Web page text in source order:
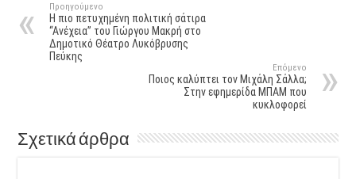
Προηγούμενο
H πιο πετυχημένη πολιτική σάτιρα
“Ανέχεια” του Γιώργου Μακρή στο
Δημοτικό Θέατρο Λυκόβρυσης
Πεύκης
Επόμενο
Ποιος καλύπτει τον Μιχάλη Σάλλα;
Στην εφημερίδα ΜΠΑΜ που
κυκλοφορεί
Σχετικά άρθρα